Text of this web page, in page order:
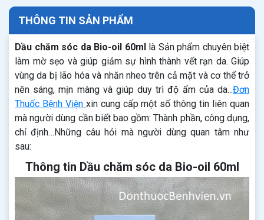
THÔNG TIN SẢN PHẨM
Dầu chăm sóc da Bio-oil 60mllà Sản phẩm chuyên biệt
làm mờ sẹo và giúp giảm sự hình thành vết rạn da. Giúp
vùng da bị lão hóa và nhăn nheo trên cả mặt và cơ thể trở
nên sáng, mịn màng và giúp duy trì độ ẩm của da...Đơn
Thuốc Bệnh Viện xin cung cấp một số thông tin liên quan
mà người dùng cần biết bao gồm: Thành phần, công dụng,
chỉ định…Những câu hỏi mà người dùng quan tâm như
sau:
Thông tin Dầu chăm sóc da Bio-oil 60ml